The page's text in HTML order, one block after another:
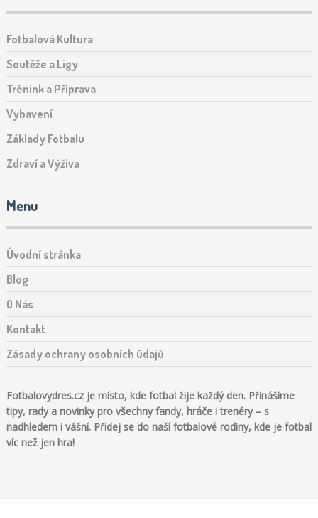
Fotbalová Kultura
Soutěže a Ligy
Trénink a Příprava
Vybavení
Základy Fotbalu
Zdraví a Výživa
Menu
Úvodní stránka
Blog
O Nás
Kontakt
Zásady ochrany osobních údajů
Fotbalovydres.cz je místo, kde fotbal žije každý den. Přinášíme
tipy, rady a novinky pro všechny fandy, hráče i trenéry – s
nadhledem i vášní. Přidej se do naší fotbalové rodiny, kde je fotbal
víc než jen hra!